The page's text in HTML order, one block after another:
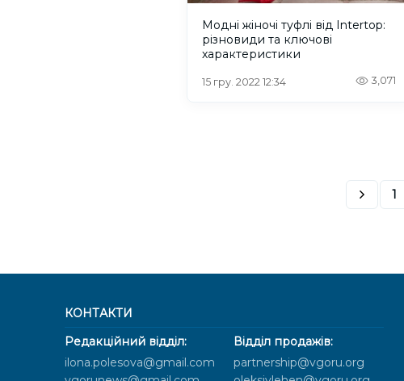
Модні жіночі туфлі від Intertop:
різновиди та ключові
характеристики
15 гру. 2022 12:34 3,071
1
КОНТАКТИ
Редакційний відділ:
ilona.polesova@gmail.com
Відділ продажів:
partnership@vgoru.org